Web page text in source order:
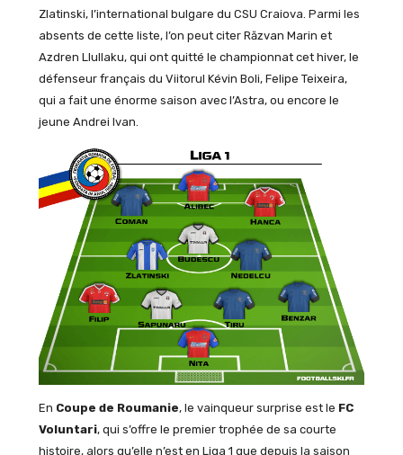
Zlatinski, l’international bulgare du CSU Craiova. Parmi les
absents de cette liste, l’on peut citer Răzvan Marin et
Azdren Llullaku, qui ont quitté le championnat cet hiver, le
défenseur français du Viitorul Kévin Boli, Felipe Teixeira,
qui a fait une énorme saison avec l’Astra, ou encore le
jeune Andrei Ivan.
En Coupe de Roumanie, le vainqueur surprise est le FC
Voluntari, qui s’offre le premier trophée de sa courte
histoire, alors qu’elle n’est en Liga 1 que depuis la saison